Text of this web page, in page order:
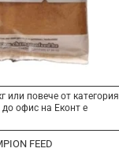
или повече от категория
до офис на Еконт е
FEED